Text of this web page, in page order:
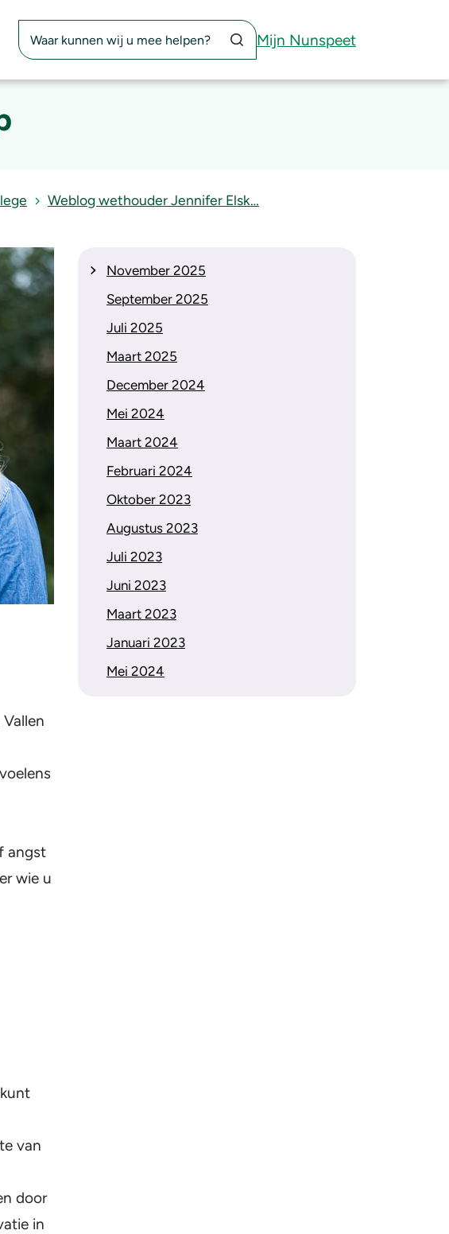
Zoekknop
Mijn Nunspeet
Weblog wethouder Jennifer Elsk…
angst
wie u
van
door
in
November 2025
September 2025
Juli 2025
Maart 2025
December 2024
Mei 2024
Maart 2024
Februari 2024
Oktober 2023
Augustus 2023
Juli 2023
Juni 2023
Maart 2023
Januari 2023
Mei 2024